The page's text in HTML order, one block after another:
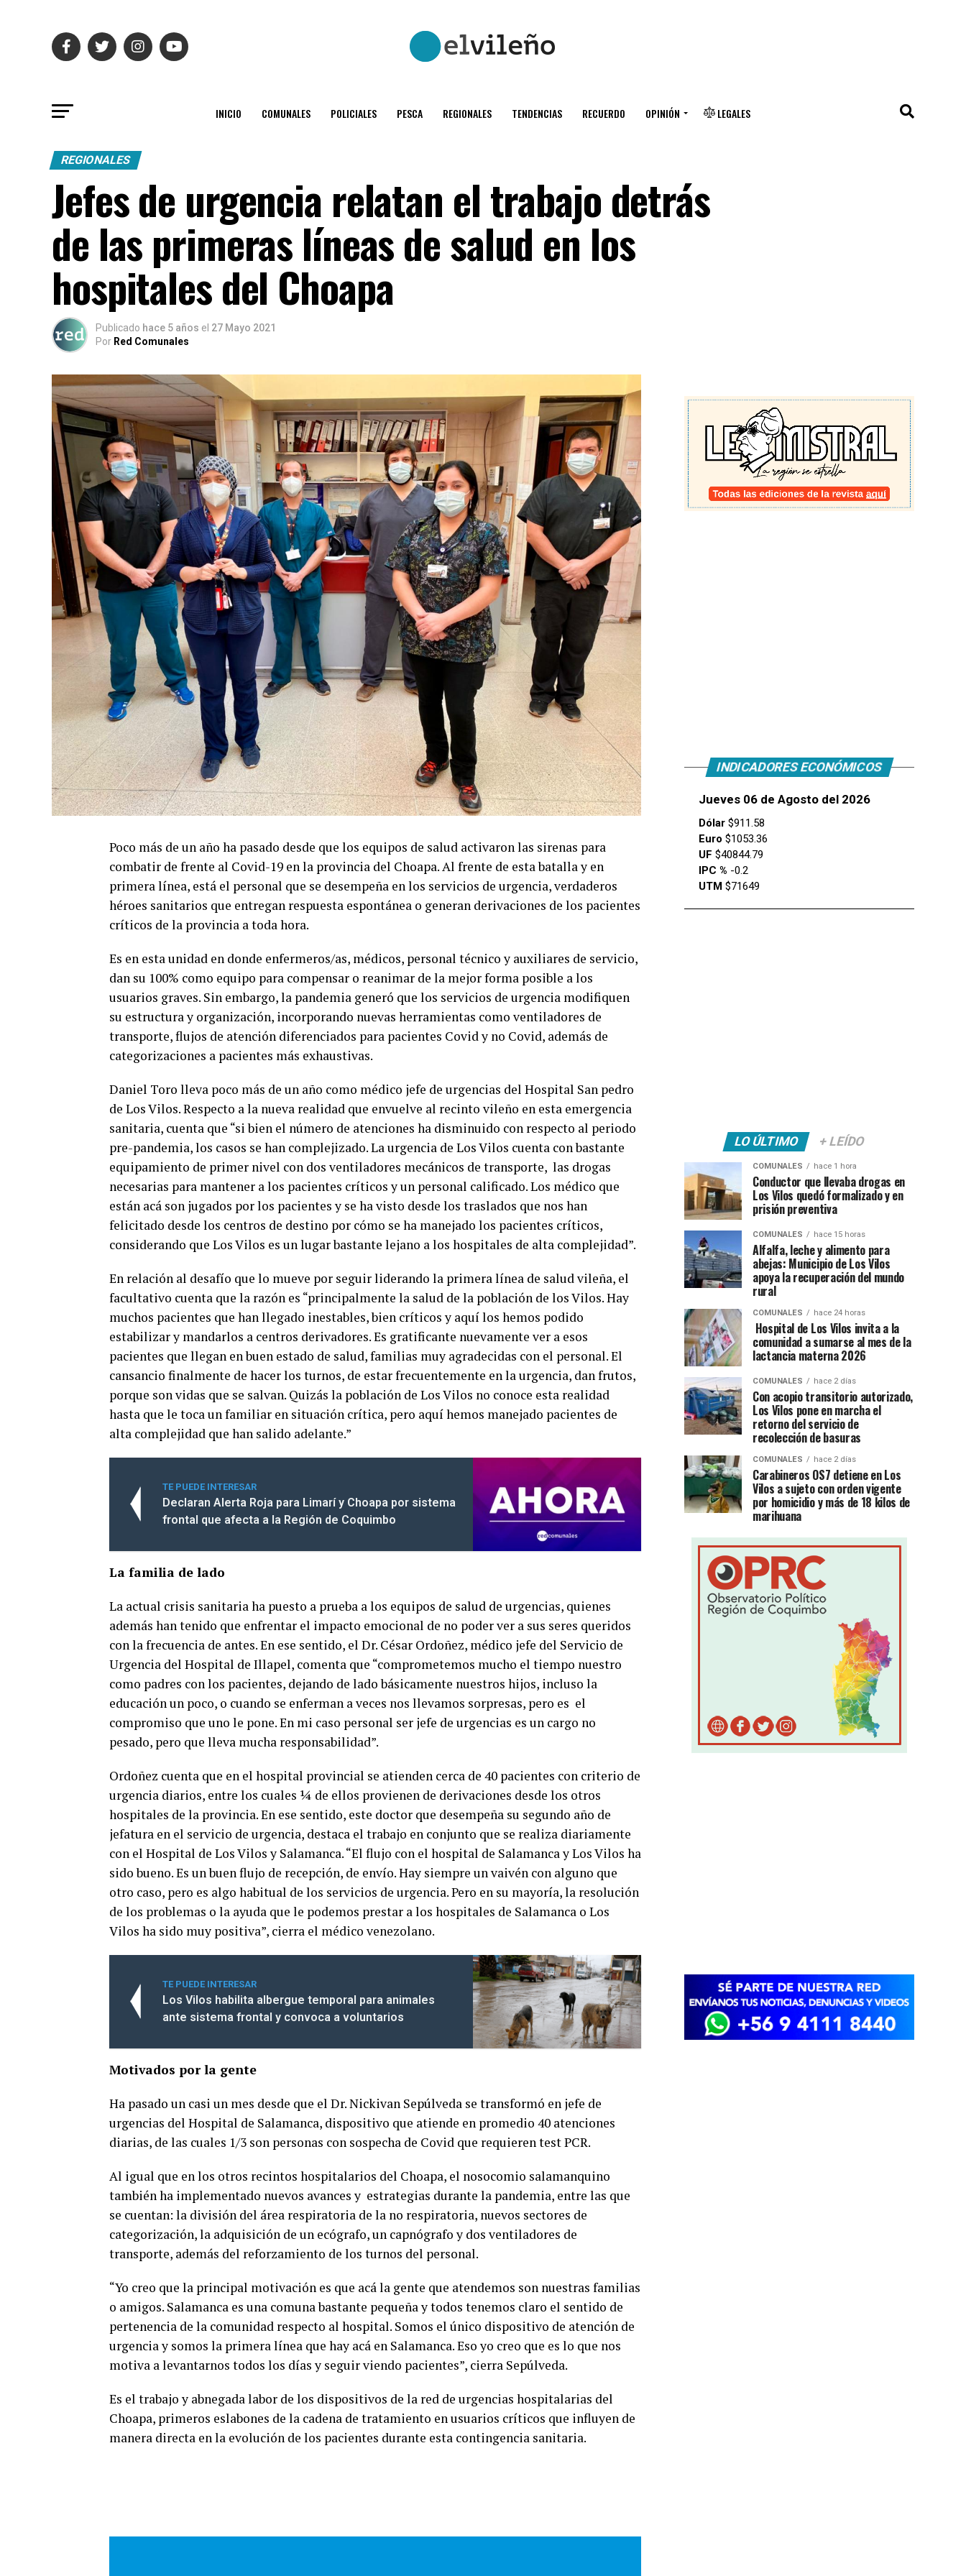
INICIO COMUNALES POLICIALES PESCA REGIONALES TENDENCIAS RECUERDO OPINIÓN LEGALES
REGIONALES
Jefes de urgencia relatan el trabajo detrás
de las primeras líneas de salud en los
hospitales del Choapa
Publicado hace 5 años el 27 Mayo 2021
Por Red Comunales
Poco más de un año ha pasado desde que los equipos de salud activaron las sirenas para
combatir de frente al Covid-19 en la provincia del Choapa. Al frente de esta batalla y en
primera línea, está el personal que se desempeña en los servicios de urgencia, verdaderos
héroes sanitarios que entregan respuesta espontánea o generan derivaciones de los pacientes
críticos de la provincia a toda hora.
Es en esta unidad en donde enfermeros/as, médicos, personal técnico y auxiliares de servicio,
dan su 100% como equipo para compensar o reanimar de la mejor forma posible a los
usuarios graves. Sin embargo, la pandemia generó que los servicios de urgencia modifiquen
su estructura y organización, incorporando nuevas herramientas como ventiladores de
transporte, flujos de atención diferenciados para pacientes Covid y no Covid, además de
categorizaciones a pacientes más exhaustivas.
Daniel Toro lleva poco más de un año como médico jefe de urgencias del Hospital San pedro
de Los Vilos. Respecto a la nueva realidad que envuelve al recinto vileño en esta emergencia
sanitaria, cuenta que “si bien el número de atenciones ha disminuido con respecto al periodo
pre-pandemia, los casos se han complejizado. La urgencia de Los Vilos cuenta con bastante
equipamiento de primer nivel con dos ventiladores mecánicos de transporte, las drogas
necesarias para mantener a los pacientes críticos y un personal calificado. Los médico que
están acá son jugados por los pacientes y se ha visto desde los traslados que nos han
felicitado desde los centros de destino por cómo se ha manejado los pacientes críticos,
considerando que Los Vilos es un lugar bastante lejano a los hospitales de alta complejidad”.
En relación al desafío que lo mueve por seguir liderando la primera línea de salud vileña, el
facultativo cuenta que la razón es “principalmente la salud de la población de los Vilos. Hay
muchos pacientes que han llegado inestables, bien críticos y aquí los hemos podido
estabilizar y mandarlos a centros derivadores. Es gratificante nuevamente ver a esos
pacientes que llegan en buen estado de salud, familias muy agradecidas con el personal. El
cansancio finalmente de hacer los turnos, de estar frecuentemente en la urgencia, dan frutos,
porque son vidas que se salvan. Quizás la población de Los Vilos no conoce esta realidad
hasta que le toca un familiar en situación crítica, pero aquí hemos manejado pacientes de
alta complejidad que han salido adelante.”
TE PUEDE INTERESAR
Declaran Alerta Roja para Limarí y Choapa por sistema
frontal que afecta a la Región de Coquimbo
La familia de lado
La actual crisis sanitaria ha puesto a prueba a los equipos de salud de urgencias, quienes
además han tenido que enfrentar el impacto emocional de no poder ver a sus seres queridos
con la frecuencia de antes. En ese sentido, el Dr. César Ordoñez, médico jefe del Servicio de
Urgencia del Hospital de Illapel, comenta que “comprometemos mucho el tiempo nuestro
como padres con los pacientes, dejando de lado básicamente nuestros hijos, incluso la
educación un poco, o cuando se enferman a veces nos llevamos sorpresas, pero es el
compromiso que uno le pone. En mi caso personal ser jefe de urgencias es un cargo no
pesado, pero que lleva mucha responsabilidad”.
Ordoñez cuenta que en el hospital provincial se atienden cerca de 40 pacientes con criterio de
urgencia diarios, entre los cuales ¼ de ellos provienen de derivaciones desde los otros
hospitales de la provincia. En ese sentido, este doctor que desempeña su segundo año de
jefatura en el servicio de urgencia, destaca el trabajo en conjunto que se realiza diariamente
con el Hospital de Los Vilos y Salamanca. “El flujo con el hospital de Salamanca y Los Vilos ha
sido bueno. Es un buen flujo de recepción, de envío. Hay siempre un vaivén con alguno que
otro caso, pero es algo habitual de los servicios de urgencia. Pero en su mayoría, la resolución
de los problemas o la ayuda que le podemos prestar a los hospitales de Salamanca o Los
Vilos ha sido muy positiva”, cierra el médico venezolano.
TE PUEDE INTERESAR
Los Vilos habilita albergue temporal para animales
ante sistema frontal y convoca a voluntarios
Motivados por la gente
Ha pasado un casi un mes desde que el Dr. Nickivan Sepúlveda se transformó en jefe de
urgencias del Hospital de Salamanca, dispositivo que atiende en promedio 40 atenciones
diarias, de las cuales 1/3 son personas con sospecha de Covid que requieren test PCR.
Al igual que en los otros recintos hospitalarios del Choapa, el nosocomio salamanquino
también ha implementado nuevos avances y estrategias durante la pandemia, entre las que
se cuentan: la división del área respiratoria de la no respiratoria, nuevos sectores de
categorización, la adquisición de un ecógrafo, un capnógrafo y dos ventiladores de
transporte, además del reforzamiento de los turnos del personal.
“Yo creo que la principal motivación es que acá la gente que atendemos son nuestras familias
o amigos. Salamanca es una comuna bastante pequeña y todos tenemos claro el sentido de
pertenencia de la comunidad respecto al hospital. Somos el único dispositivo de atención de
urgencia y somos la primera línea que hay acá en Salamanca. Eso yo creo que es lo que nos
motiva a levantarnos todos los días y seguir viendo pacientes”, cierra Sepúlveda.
Es el trabajo y abnegada labor de los dispositivos de la red de urgencias hospitalarias del
Choapa, primeros eslabones de la cadena de tratamiento en usuarios críticos que influyen de
manera directa en la evolución de los pacientes durante esta contingencia sanitaria.
INDICADORES ECONÓMICOS
Jueves 06 de Agosto del 2026
Dólar $911.58
Euro $1053.36
UF $40844.79
IPC % -0.2
UTM $71649
LO ÚLTIMO + LEÍDO
COMUNALES hace 1 hora
Conductor que llevaba drogas en
Los Vilos quedó formalizado y en
prisión preventiva
COMUNALES hace 15 horas
Alfalfa, leche y alimento para
abejas: Municipio de Los Vilos
apoya la recuperación del mundo
rural
COMUNALES hace 24 horas
Hospital de Los Vilos invita a la
comunidad a sumarse al mes de la
lactancia materna 2026
COMUNALES hace 2 días
Con acopio transitorio autorizado,
Los Vilos pone en marcha el
retorno del servicio de
recolección de basuras
COMUNALES hace 2 días
Carabineros OS7 detiene en Los
Vilos a sujeto con orden vigente
por homicidio y más de 18 kilos de
marihuana